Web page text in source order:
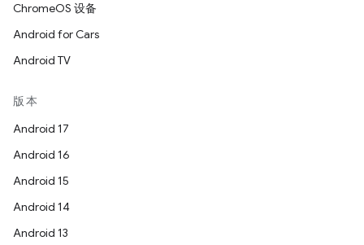
ChromeOS 设备
Android for Cars
Android TV
版本
Android 17
Android 16
Android 15
Android 14
Android 13